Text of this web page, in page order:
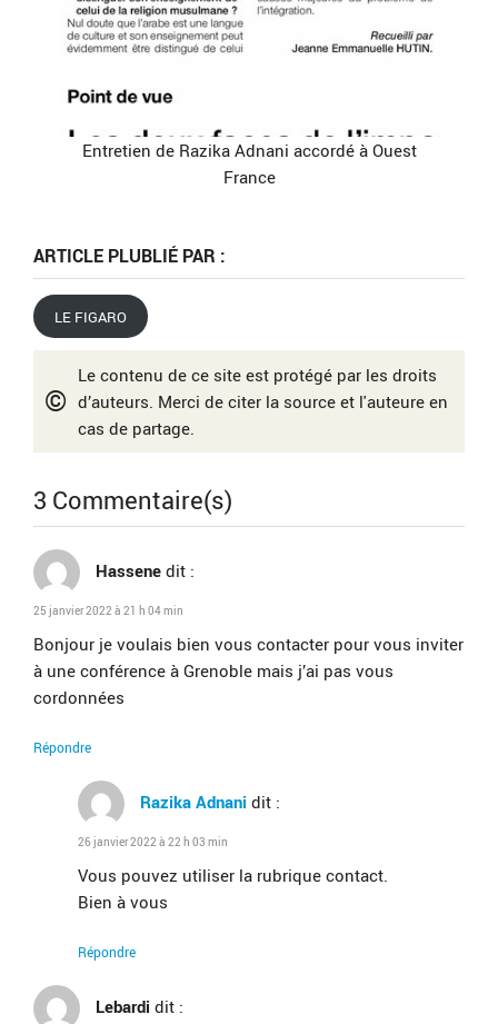
Entretien de Razika Adnani accordé à Ouest
France
ARTICLE PLUBLIÉ PAR :
LE FIGARO
©
Le contenu de ce site est protégé par les droits
d’auteurs. Merci de citer la source et l'auteure en
cas de partage.
3 Commentaire(s)
Hassene dit :
25 janvier 2022 à 21 h 04 min
Bonjour je voulais bien vous contacter pour vous inviter
à une conférence à Grenoble mais j’ai pas vous
cordonnées
Répondre
Razika Adnani dit :
26 janvier 2022 à 22 h 03 min
Vous pouvez utiliser la rubrique contact.
Bien à vous
Répondre
Lebardi dit :